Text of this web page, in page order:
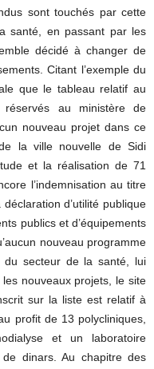
sont touchés par cette
santé, en passant par les
décidé à changer de
Citant l’exemple du
que le tableau relatif au
au ministère de
nouveau projet dans ce
la ville nouvelle de Sidi
et la réalisation de 71
l’indemnisation au titre
d’utilité publique
publics et d’équipements
nouveau programme
du secteur de la santé, lui
nouveaux projets, le site
sur la liste est relatif à
profit de 13 polycliniques,
et un laboratoire
de dinars. Au chapitre des